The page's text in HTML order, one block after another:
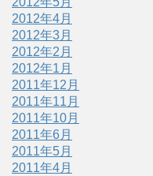
2012年4月
2012年3月
2012年2月
2012年1月
2011年12月
2011年11月
2011年10月
2011年6月
2011年5月
2011年4月